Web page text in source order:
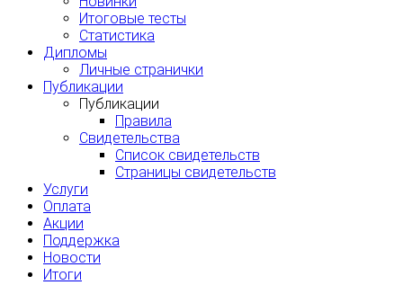
Итоговые тесты
Статистика
Дипломы
Личные странички
Публикации
Публикации
Правила
Свидетельства
Список свидетельств
Страницы свидетельств
Услуги
Оплата
Акции
Поддержка
Новости
Итоги